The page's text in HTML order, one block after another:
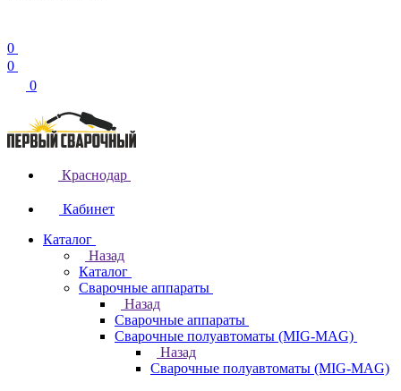
0
0
0
Краснодар
Кабинет
Каталог
Назад
Каталог
Сварочные аппараты
Назад
Сварочные аппараты
Сварочные полуавтоматы (MIG-MAG)
Назад
Сварочные полуавтоматы (MIG-MAG)